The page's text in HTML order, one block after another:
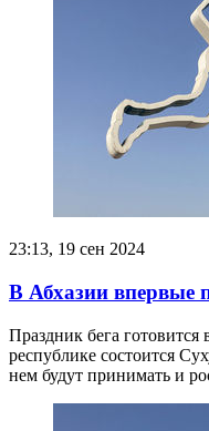
23:13, 19 сен 2024
В Абхазии впервые
Праздник бега готовится
республике состоится
нем будут принимать и